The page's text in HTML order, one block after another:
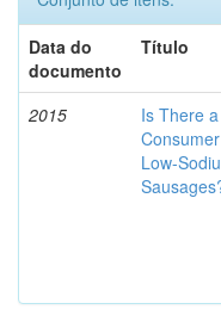
Data do
documento
Título
2015
Is There
Low-